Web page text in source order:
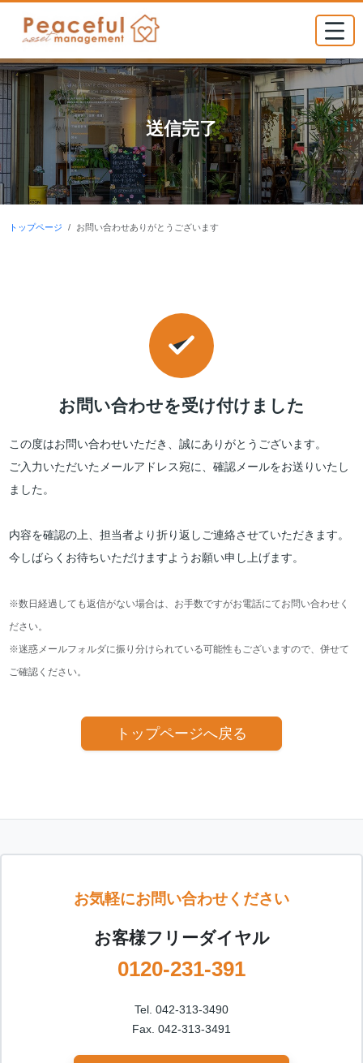
送信完了
トップページ お問い合わせありがとうございます
お問い合わせを受け付けました
この度はお問い合わせいただき、誠にありがとうございます。
ご入力いただいたメールアドレス宛に、確認メールをお送りいたし
ました。
内容を確認の上、担当者より折り返しご連絡させていただきます。
今しばらくお待ちいただけますようお願い申し上げます。
※数日経過しても返信がない場合は、お手数ですがお電話にてお問い合わせく
ださい。
※迷惑メールフォルダに振り分けられている可能性もございますので、併せて
ご確認ください。
トップページへ戻る
お気軽にお問い合わせください
お客様フリーダイヤル
0120-231-391
Tel. 042-313-3490
Fax. 042-313-3491